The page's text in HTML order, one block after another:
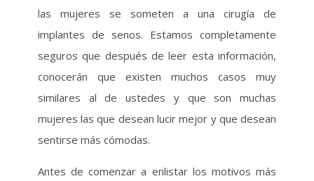
las mujeres se someten a una cirugía de
implantes de senos. Estamos completamente
seguros que después de leer esta información,
conocerán que existen muchos casos muy
similares al de ustedes y que son muchas
mujeres las que desean lucir mejor y que desean
sentirse más cómodas.
Antes de comenzar a enlistar los motivos más